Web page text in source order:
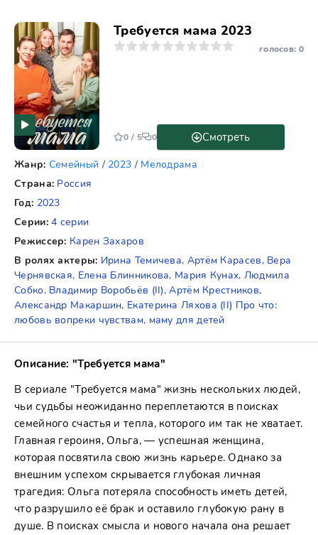
Требуется мама 2023
1 2 3 4 5 7 8 9 10 голосов: 0
Жанр: Семейный / 2023 / Мелодрама
Страна: Россия
Год: 2023
Серии:4 серии
Режиссер: Карен Захаров
В ролях актеры: Ирина Темичева, Артём Карасев, Вера
Чернявская, Елена Блинникова, Мария Кунах, Людмила
Собко, Владимир Воробьёв (II), Артём Крестников,
Александр Макаршин, Екатерина Ляхова (II) Про что:
любовь вопреки чувствам, маму для детей
Смотреть
0 / 5 0
Описание: "Требуется мама"
В сериале "Требуется мама" жизнь нескольких людей,
чьи судьбы неожиданно переплетаются в поисках
семейного счастья и тепла, которого им так не хватает.
Главная героиня, Ольга, — успешная женщина,
которая посвятила свою жизнь карьере. Однако за
внешним успехом скрывается глубокая личная
трагедия: Ольга потеряла способность иметь детей,
что разрушило её брак и оставило глубокую рану в
душе. В поисках смысла и нового начала она решает